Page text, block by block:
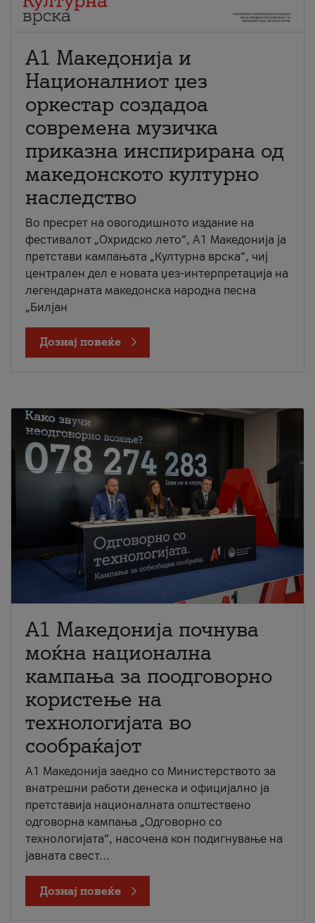
А1 Македонија и
Националниот џез
оркестар создадоа
современа музичка
приказна инспирирана од
македонското културно
наследство
Во пресрет на овогодишното издание на
фестивалот „Охридско лето“, А1 Македонија ја
претстави кампањата „Културна врска“, чиј
централен дел е новата џез-интерпретација на
легендарната македонска народна песна
„Билјан
Дознај повеќе
A1 Македонија почнува
моќна национална
кампања за поодговорно
користење на
технологијата во
сообраќајот
A1 Македонија заедно со Министерството за
внатрешни работи денеска и официјално ја
претставија националната општествено
одговорна кампања „Одговорно со
технологијата“, насочена кон подигнување на
јавната свест...
Дознај повеќе